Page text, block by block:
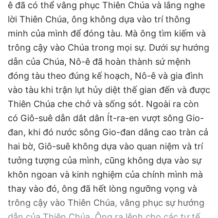
ê đã có thể vâng phục Thiên Chúa và lắng nghe
lời Thiên Chúa, ông không dựa vào trí thông
minh của mình để đóng tàu. Mà ông tìm kiếm và
trông cậy vào Chúa trong mọi sự. Dưới sự hướng
dẫn của Chúa, Nô-ê đã hoàn thành sứ mệnh
đóng tàu theo đúng kế hoạch, Nô-ê và gia đình
vào tàu khi trận lụt hủy diệt thế gian đến và được
Thiên Chúa che chở và sống sót. Ngoài ra còn
có Giô-suê dẫn dắt dân Ít-ra-en vượt sông Gio-
đan, khi đó nước sông Gio-đan dâng cao tràn cả
hai bờ, Giô-suê không dựa vào quan niệm và trí
tưởng tượng của mình, cũng không dựa vào sự
khôn ngoan và kinh nghiệm của chính mình mà
thay vào đó, ông đã hết lòng ngưỡng vọng và
trông cậy vào Thiên Chúa, vâng phục sự hướng